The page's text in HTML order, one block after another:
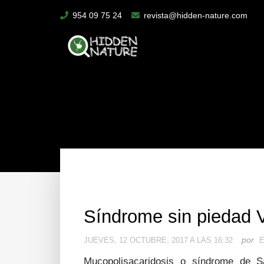
954 09 75 24 revista@hidden-nature.com
Síndrome sin piedad
JUEVES, 12 OCTUBRE, 2017 A LAS 16:32 por
Mucopolisacaridosis o síndrome de